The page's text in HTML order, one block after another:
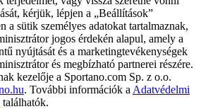
kérjük, lépjen a „Beállítások”
a sütik személyes adatokat tartalmaznak,
jogos érdekén alapul, amely a
nyújtását és a marketingtevékenységek
és megbízható partnerei részére.
kezelője a Sportano.com Sp. z o.o.
. További információk a Adatvédelmi
találhatók.